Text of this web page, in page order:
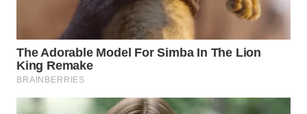
WAHANA
Wahana
Network